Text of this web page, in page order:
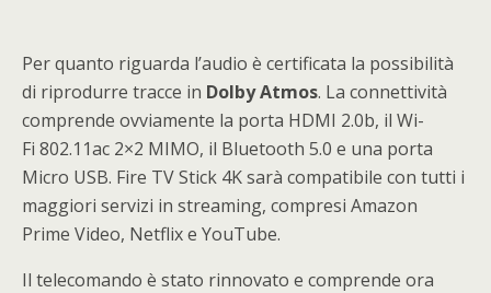
Per quanto riguarda l’audio è certificata la possibilità
di riprodurre tracce in DolbyAtmos. La connettività
comprende ovviamente la porta HDMI 2.0b, il Wi-
Fi 802.11ac 2×2 MIMO, il Bluetooth 5.0 e una porta
Micro USB. Fire TV Stick 4K sarà compatibile con tutti i
maggiori servizi in streaming, compresi Amazon
Prime Video, Netflix e YouTube.
Il telecomando è stato rinnovato e comprende ora